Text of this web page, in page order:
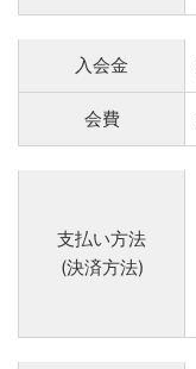
入会金
会費
支払い方法
(決済方法)